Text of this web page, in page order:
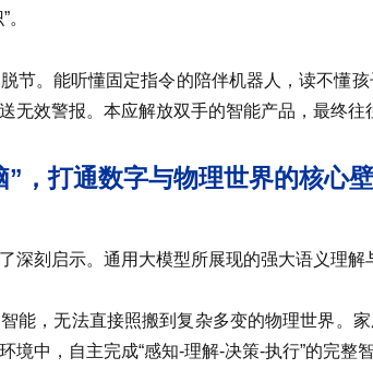
节。能听懂固定指令的陪伴机器人，读不懂
无效警报。本应解放双手的智能产品，最终往
，打通数字与物理世界的核心
深刻启示。通用大模型所展现的强大语义理
能，无法直接照搬到复杂多变的物理世界。
境中，自主完成“感知-理解-决策-执行”的完整智